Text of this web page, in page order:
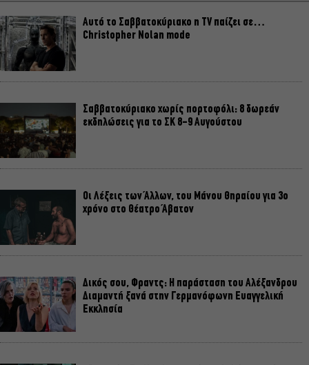
Αυτό το Σαββατοκύριακο η TV παίζει σε…
Christopher Nolan mode
Σαββατοκύριακο χωρίς πορτοφόλι: 8 δωρεάν
εκδηλώσεις για το ΣΚ 8-9 Αυγούστου
Οι Λέξεις των Άλλων, του Μάνου Θηραίου για 3ο
χρόνο στο Θέατρο Άβατον
Δικός σου, Φραντς: Η παράσταση του Αλέξανδρου
Διαμαντή ξανά στην Γερμανόφωνη Ευαγγελική
Εκκλησία